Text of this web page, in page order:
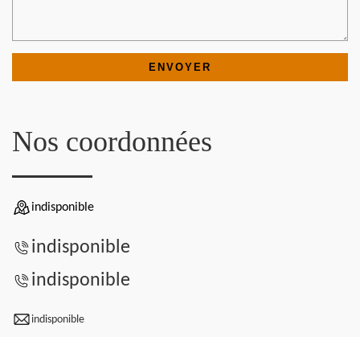
Nos coordonnées
indisponible
indisponible
indisponible
indisponible